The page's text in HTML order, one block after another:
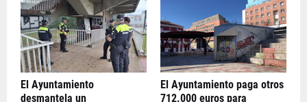
El Ayuntamiento
desmantela un
El Ayuntamiento paga otros
712.000 euros para